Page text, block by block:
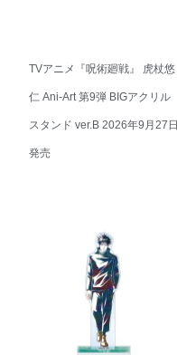
TVアニメ『呪術廻戦』 虎杖悠
仁 Ani-Art 第9弾 BIGアクリル
スタンド ver.B 2026年9月27日
発売